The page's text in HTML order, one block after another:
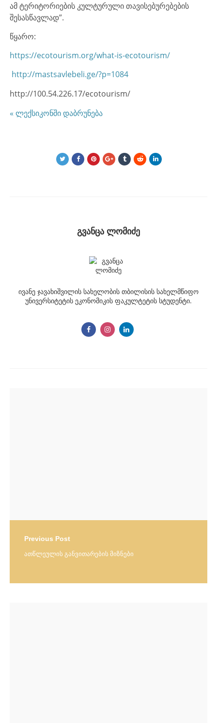
ამ ტერიტორიების კულტურული თავისებურებების
შესასწავლად”.
წყარო:
https://ecotourism.org/what-is-ecotourism/
http://mastsavlebeli.ge/?p=1084
http://100.54.226.17/ecotourism/
« ლექსიკონში დაბრუნება
გვანცა ლომიძე
ივანე ჯავახიშვილის სახელობის თბილისის სახელმწიფო
უნივერსიტეტის ეკონომიკის ფაკულტეტის სტუდენტი.
Previous Post
ათწლეულის განვითარების მიზნები